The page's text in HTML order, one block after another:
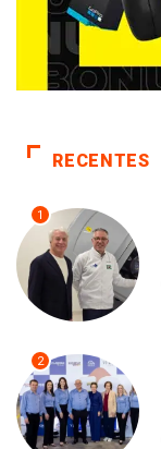
RECENTES
1
2